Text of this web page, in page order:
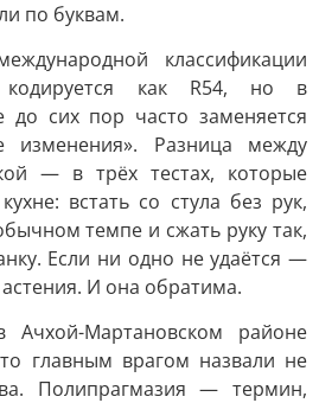
по буквам.
классификации
кодируется как R54, но в
до сих пор часто заменяется
изменения». Разница между
— в трёх тестах, которые
встать со стула без рук,
темпе и сжать руку так,
Если ни одно не удаётся —
астения. И она обратима.
Ачхой-Мартановском районе
главным врагом назвали не
Полипрагмазия — термин,